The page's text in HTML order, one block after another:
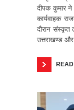
दीपक कुमार ने
कार्यवाहक
दौरान संस्कृत
उत्तराखण्ड